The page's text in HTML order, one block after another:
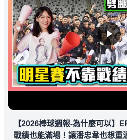
【2026棒球週報-為什麼可以】
戰績也能滿場！讓潘忠韋也想重